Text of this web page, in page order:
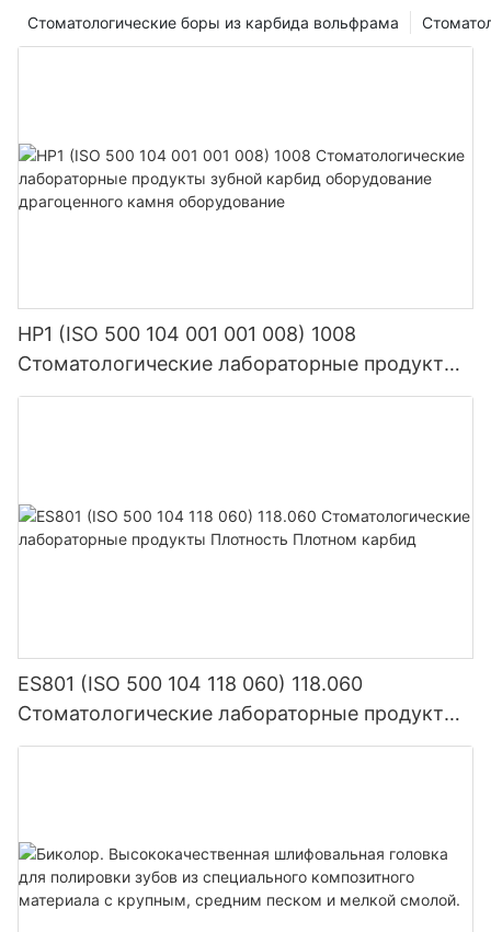
4. Безопасный и безвредный:Не оказывают
полировки фарфоровых зубов и позволить вашим
пациентам иметь более красивую и здоровую
улыбку!
Стоматологические боры из карбида вольфрама
HP1 (ISO 500 104 001 001 008) 1008
Стоматологические лабораторные продукты
зубной карбид оборудование драгоценного
ES801 (ISO 500 104 118 060) 118.060
Стоматологические лабораторные продукты
Плотность Плотном карбид